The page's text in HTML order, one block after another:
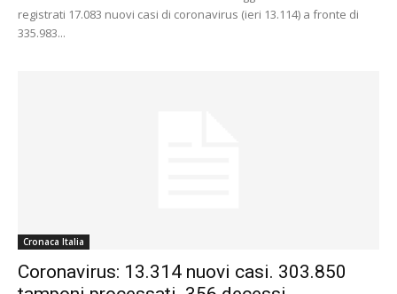
registrati 17.083 nuovi casi di coronavirus (ieri 13.114) a fronte di
335.983...
Cronaca Italia
Coronavirus: 13.314 nuovi casi. 303.850